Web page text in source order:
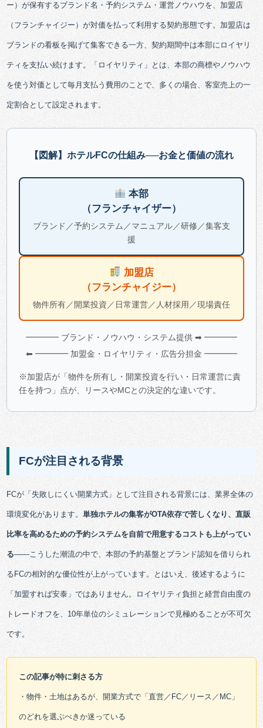
ー）が保有するブランド名・予約システム・運営ノウハウを、加盟店
（フランチャイジー）が対価を払って利用する契約形態です。加盟店は
ブランドの看板を掲げて集客できる一方、契約期間中は本部にロイヤリ
ティを支払い続けます。「ロイヤリティ」とは、本部の商標やノウハウ
を使う対価として毎月支払う費用のことで、多くの場合、客室売上の一
定割合として設定されます。
【図解】ホテルFCの仕組み──お金と価値の流れ
本部
（フランチャイザー）
ブランド／予約システム／マニュアル／研修／集客支
援
加盟店
（フランチャイジー）
物件所有／開業投資／日常運営／人材採用／現場責任
━━━━ ブランド・ノウハウ・システム提供 ➡ ━━━━
⬅ ━━━━ 加盟金・ロイヤリティ・広告分担金 ━━━━
※加盟店が「物件を所有し・開業投資を行い・日常運営に責
任を持つ」点が、リースやMCとの決定的な違いです。
FCが注目される背景
FCが「失敗しにくい開業方式」として注目される背景には、業界全体の
環境変化があります。単独ホテルの集客がOTA依存で苦しくなり、直販
比率を高めるための予約システムを自前で用意するコストも上がってい
る——こうした潮流の中で、本部の予約基盤とブランド認知を借りられ
るFCの相対的な優位性が上がっています。とはいえ、後述するように
「加盟すれば安泰」ではありません。ロイヤリティ負担と経営自由度の
トレードオフを、10年単位のシミュレーションで見極めることが不可欠
です。
この記事が特に刺さる方
・物件・土地はあるが、開業方式で「直営／FC／リース／MC」
のどれを選ぶべきか迷っている